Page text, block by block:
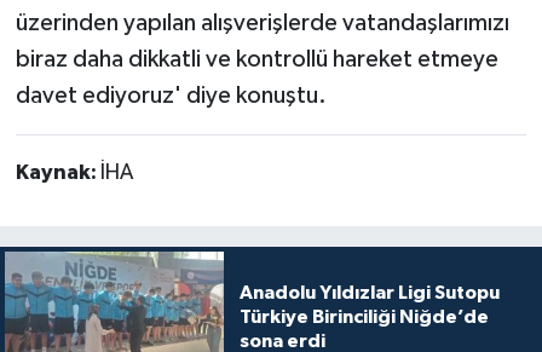
üzerinden yapılan alışverişlerde vatandaşlarımızı
biraz daha dikkatli ve kontrollü hareket etmeye
davet ediyoruz' diye konuştu.
Kaynak: İHA
Anadolu Yıldızlar Ligi Sutopu
Türkiye Birinciliği Niğde’de
sona erdi